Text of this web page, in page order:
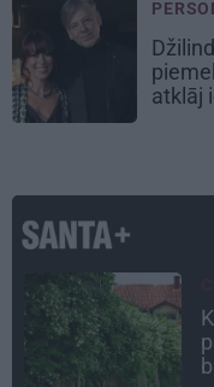
atklāj